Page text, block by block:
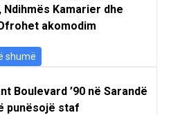
Ndihmës Kamarier dhe
akomodim
shumë
Boulevard ’90 në Sarandë
punësojë staf